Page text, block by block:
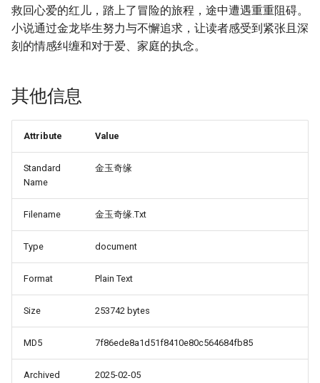
救回心爱的红儿，踏上了冒险的旅程，途中遭遇重重阻碍。
小说通过金龙毕生努力与不懈追求，让读者感受到紧张且深
刻的情感纠缠和对于爱、家庭的执念。
其他信息
Attribute Value
Standard
Name
金玉奇缘
Filename 金玉奇缘.Txt
Type document
Format Plain Text
Size 253742 bytes
MD5 7f86ede8a1d51f8410e80c564684fb85
Archived
2025-02-05